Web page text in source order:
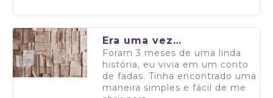
Era uma vez…
Foram 3 meses de uma linda
história, eu vivia em um conto
de fadas. Tinha encontrado uma
maneira simples e fácil de me